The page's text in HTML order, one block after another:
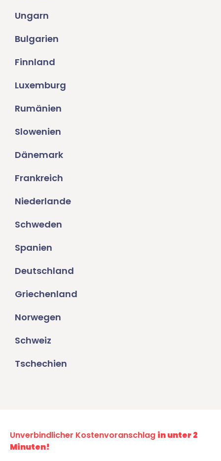
Ungarn
Bulgarien
Finnland
Luxemburg
Rumänien
Slowenien
Dänemark
Frankreich
Niederlande
Schweden
Spanien
Deutschland
Griechenland
Norwegen
Schweiz
Tschechien
Unverbindlicher Kostenvoranschlag in unter 2
Minuten!